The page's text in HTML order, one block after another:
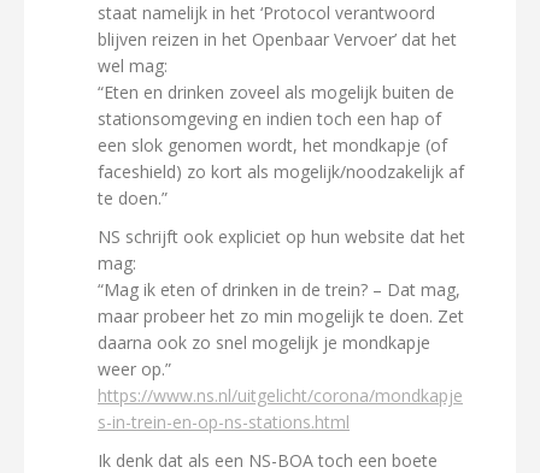
staat namelijk in het ‘Protocol verantwoord
blijven reizen in het Openbaar Vervoer’ dat het
wel mag:
“Eten en drinken zoveel als mogelijk buiten de
stationsomgeving en indien toch een hap of
een slok genomen wordt, het mondkapje (of
faceshield) zo kort als mogelijk/noodzakelijk af
te doen.”
NS schrijft ook expliciet op hun website dat het
mag:
“Mag ik eten of drinken in de trein? – Dat mag,
maar probeer het zo min mogelijk te doen. Zet
daarna ook zo snel mogelijk je mondkapje
weer op.”
https://www.ns.nl/uitgelicht/corona/mondkapje
s-in-trein-en-op-ns-stations.html
Ik denk dat als een NS-BOA toch een boete